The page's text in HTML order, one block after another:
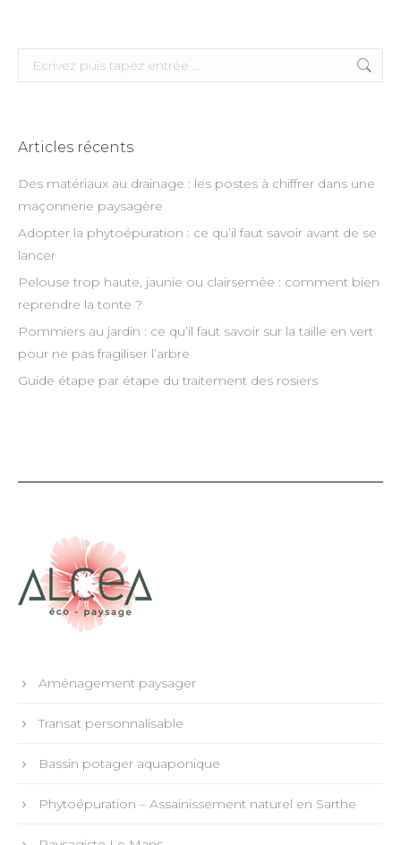
Search:
Articles récents
Des matériaux au drainage : les postes à chiffrer dans une
maçonnerie paysagère
Adopter la phytoépuration : ce qu’il faut savoir avant de se
lancer
Pelouse trop haute, jaunie ou clairsemée : comment bien
reprendre la tonte ?
Pommiers au jardin : ce qu’il faut savoir sur la taille en vert
pour ne pas fragiliser l’arbre
Guide étape par étape du traitement des rosiers
Aménagement paysager
Transat personnalisable
Bassin potager aquaponique
Phytoépuration – Assainissement naturel en Sarthe